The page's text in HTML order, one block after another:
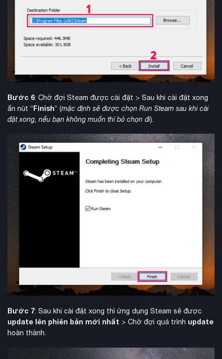
Bước 6: Chờ đợi Steam được cài đặt > Sau khi cài đặt xong
ấn nút “Finish” (mặc định sẽ được chọn Run Steam sau khi cài
đặt xong, nếu bạn không muốn thì bỏ chọn đi).
Bước 7: Sau khi cài đặt xong thì ứng dụng Steam sẽ được
update lên phiên bản mới nhất > Chờ đợi quá trình update
hoàn thành.